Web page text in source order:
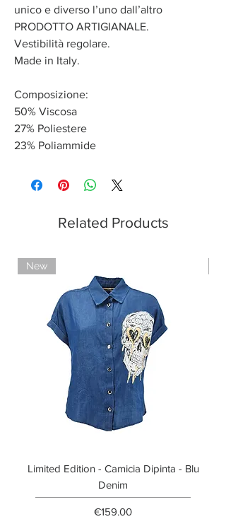
unico e diverso l’uno dall’altro
PRODOTTO ARTIGIANALE.
Vestibilità regolare.
Made in Italy.
Composizione:
50% Viscosa
27% Poliestere
23% Poliammide
Related Products
New
Limited Edition - Camicia Dipinta - Blu
Denim
Price
€159.00